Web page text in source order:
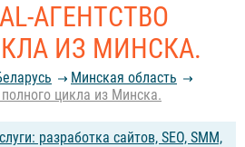
АГЕНТСТВО
ИЗ МИНСКА.
Минская область
цикла из Минска.
разработка сайтов, SEO, SMM,